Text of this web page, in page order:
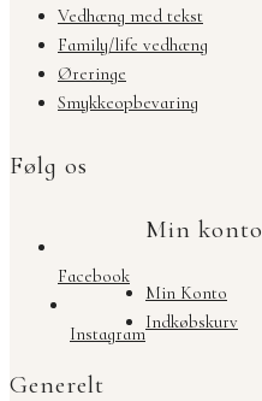
Vedhæng med tekst
Family/life vedhæng
Øreringe
Smykkeopbevaring
Følg os
Facebook
Instagram
Min konto
Min Konto
Indkøbskurv
Generelt